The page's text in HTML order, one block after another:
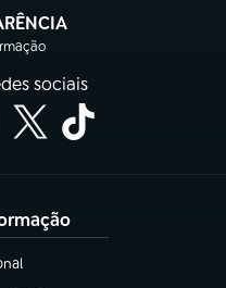
em nova aba)
sociais
aba)